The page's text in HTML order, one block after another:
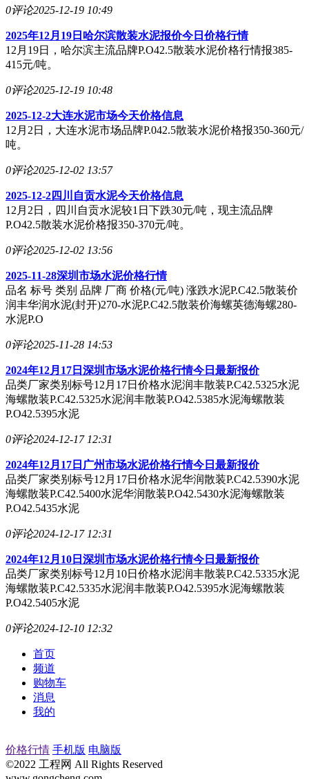
0评论2025-12-19 10:49
2025年12月19日哈尔滨散装水泥报价今日价格行情
12月19日，哈尔滨主流品牌P.O42.5散装水泥价格行情报385-
415元/吨。
0评论2025-12-19 10:48
2025-12-2大连水泥市场今天价格信息
12月2日，大连水泥市场品牌P.042.5散装水泥价格报350-360元/
吨。
0评论2025-12-02 13:57
2025-12-2四川自贡水泥今天价格信息
12月2日，四川自贡水泥较1日下跌30元/吨，现主流品牌
P.O42.5散装水泥价格报350-370元/吨。
0评论2025-12-02 13:56
2025-11-28深圳市场水泥价格行情
品名 标号 类别 品牌 厂商 价格(元/吨) 涨跌水泥P.C42.5散装价
润丰华润水泥(封开)270-水泥P.C42.5散装价海螺英德海螺280-
水泥P.O
0评论2025-11-28 14:53
2024年12月17日深圳市场水泥价格行情今日最新报价
品类厂家类别标号12月17日价格水泥润丰散装P.C42.5325水泥
海螺散装P.C42.5325水泥润丰散装P.O42.5385水泥海螺散装
P.O42.5395水泥
0评论2024-12-17 12:31
2024年12月17日广州市场水泥价格行情今日最新报价
品类厂家类别标号12月17日价格水泥华润散装P.C42.5390水泥
海螺散装P.C42.5400水泥华润散装P.O42.5430水泥海螺散装
P.O42.5435水泥
0评论2024-12-17 12:31
2024年12月10日深圳市场水泥价格行情今日最新报价
品类厂家类别标号12月10日价格水泥润丰散装P.C42.5335水泥
海螺散装P.C42.5335水泥润丰散装P.O42.5395水泥海螺散装
P.O42.5405水泥
0评论2024-12-10 12:32
首页
频道
购物车
消息
我的
价格行情 手机版 电脑版
©2022 工程网 All Rights Reserved